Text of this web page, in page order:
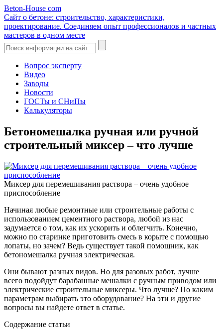
Beton-House com
Сайт о бетоне: строительство, характеристики,
проектирование. Соединяем опыт профессионалов и частных
мастеров в одном месте
Вопрос эксперту
Видео
Заводы
Новости
ГОСТы и СНиПы
Калькуляторы
Бетономешалка ручная или ручной
строительный миксер – что лучше
Миксер для перемешивания раствора – очень удобное
приспособление
Начиная любые ремонтные или строительные работы с
использованием цементного раствора, любой из нас
задумается о том, как их ускорить и облегчить. Конечно,
можно по старинке приготовить смесь в корыте с помощью
лопаты, но зачем? Ведь существует такой помощник, как
бетономешалка ручная электрическая.
Они бывают разных видов. Но для разовых работ, лучше
всего подойдут барабанные мешалки с ручным приводом или
электрические строительные миксеры. Что лучше? По каким
параметрам выбирать это оборудование? На эти и другие
вопросы вы найдете ответ в статье.
Содержание статьи